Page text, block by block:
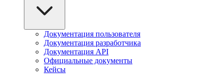
Документация пользователя
Документация разработчика
Документация API
Официальные документы
Кейсы